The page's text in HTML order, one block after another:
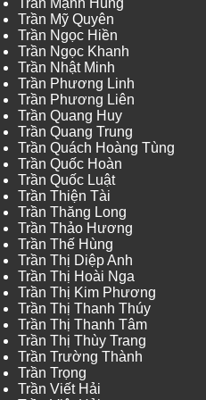
Trần Mỹ Quyên
Trần Ngọc Hiền
Trần Ngọc Khanh
Trần Nhật Minh
Trần Phương Linh
Trần Phương Liên
Trần Quang Huy
Trần Quang Trung
Trần Quách Hoàng Tùng
Trần Quốc Hoàn
Trần Quốc Luật
Trần Thiện Tài
Trần Thăng Long
Trần Thảo Hương
Trần Thế Hùng
Trần Thị Diệp Anh
Trần Thị Hoài Nga
Trần Thị Kim Phương
Trần Thị Thanh Thúy
Trần Thị Thanh Tâm
Trần Thị Thùy Trang
Trần Trường Thành
Trần Trọng
Trần Viết Hải